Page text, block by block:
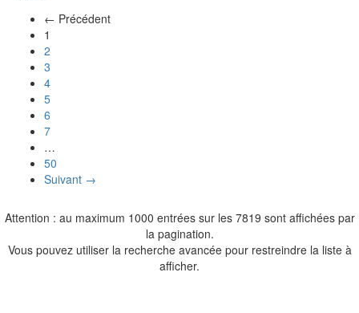
← Précédent
1
2
3
4
5
6
7
…
50
Suivant →
Attention : au maximum 1000 entrées sur les 7819 sont affichées par
la pagination.
Vous pouvez utiliser la recherche avancée pour restreindre la liste à
afficher.